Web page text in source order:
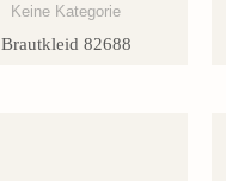
Keine Kategorie
Brautkleid 82688